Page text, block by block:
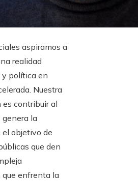
aspiramos a
realidad
y política en
Nuestra
contribuir al
la
objetivo de
que den
enfrenta la